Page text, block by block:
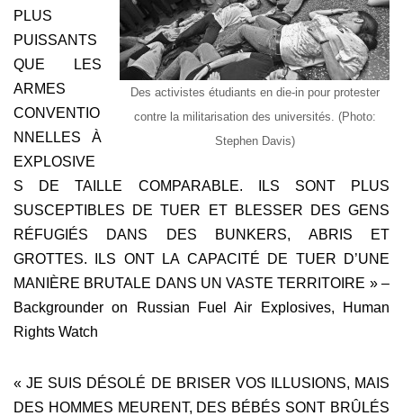
Des activistes étudiants en die-in pour protester
contre la militarisation des universités. (Photo:
Stephen Davis)
PLUS
PUISSANTS
QUE LES
ARMES
CONVENTIO
NNELLES À
EXPLOSIVE
S DE TAILLE COMPARABLE. ILS SONT PLUS
SUSCEPTIBLES DE TUER ET BLESSER DES GENS
RÉFUGIÉS DANS DES BUNKERS, ABRIS ET
GROTTES. ILS ONT LA CAPACITÉ DE TUER D’UNE
MANIÈRE BRUTALE DANS UN VASTE TERRITOIRE » –
Backgrounder on Russian Fuel Air Explosives, Human
Rights Watch
« JE SUIS DÉSOLÉ DE BRISER VOS ILLUSIONS, MAIS
DES HOMMES MEURENT, DES BÉBÉS SONT BRÛLÉS